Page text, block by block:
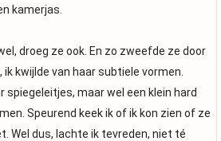
kamerjas.
droeg ze ook. En zo zweefde ze door
kwijlde van haar subtiele vormen.
spiegeleitjes, maar wel een klein hard
Speurend keek ik of ik kon zien of ze
Wel dus, lachte ik tevreden, niet té